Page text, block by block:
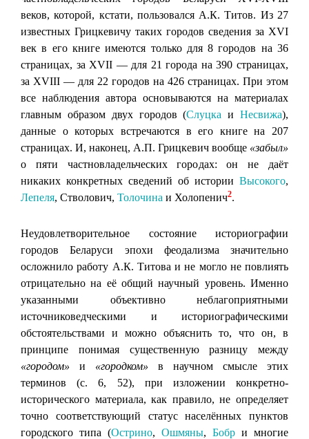
веков, которой, кстати, пользовался А.К. Титов. Из 27
известных Грицкевичу таких городов сведения за XVI
век в его книге имеются только для 8 городов на 36
страницах, за XVII — для 21 города на 390 страницах,
за ХVIII — для 22 городов на 426 страницах. При этом
все наблюдения автора основываются на материалах
главным образом двух городов (Слуцка иНесвижа),
данные о которых встречаются в его книге на 207
страницах. И, наконец, А.П. Грицкевич вообще «забыл»
о пяти частновладельческих городах: он не даёт
никаких конкретных сведений об истории Высокого,
Лепеля, Стволович, Толочина и Холопенич2.
Неудовлетворительное состояние историографии
городов Беларуси эпохи феодализма значительно
осложнило работу А.К. Титова и не могло не повлиять
отрицательно на её общий научный уровень. Именно
указанными объективно неблагоприятными
источниковедческими и историографическими
обстоятельствами и можно объяснить то, что он, в
принципе понимая существенную разницу между
«городом» и «городком» в научном смысле этих
терминов (с. 6, 52), при изложении конкретно-
исторического материала, как правило, не определяет
точно соответствующий статус населённых пунктов
городского типа (Острино, Ошмяны, Бобр и многие